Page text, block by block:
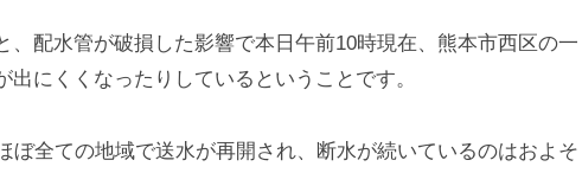
、配水管が破損した影響で本日午前10時現在、熊本市西区の一
にくくなったりしているということです。
ぼ全ての地域で送水が再開され、断水が続いているのはおよそ